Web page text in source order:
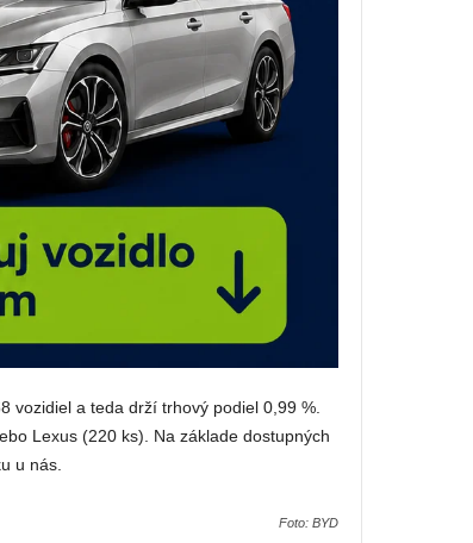
vozidiel a teda drží trhový podiel 0,99 %.
Lexus (220 ks). Na základe dostupných
u nás.
Foto: BYD